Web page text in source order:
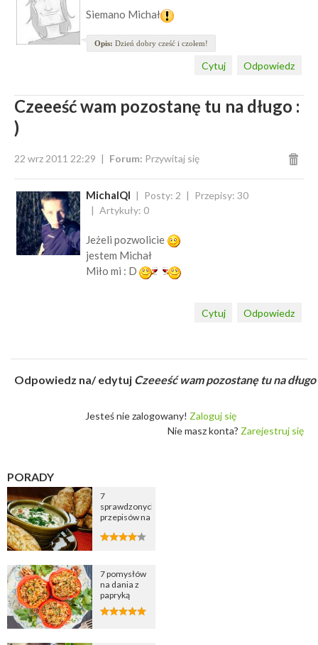
Siemano Michał
Opis: Dzień dobry cześć i czołem!
Odpowiedz
Cytuj
Czeeeść wam pozostanę tu na długo :
)
22 wrz 2011 22:29 Forum: Przywitaj się
MichalQl Posty: 2
Przepisy: 30
Artykuły: 0
Jeżeli pozwolicie
jestem Michał
Miło mi : D
Odpowiedz
Cytuj
Odpowiedz na/ edytuj Czeeeść wam pozostanę tu na długo
Jesteś nie zalogowany! Zaloguj się
Nie masz konta? Zarejestruj się
PORADY
7
sprawdzonych
przepisów na
cebulową
7 pomysłów
na dania z
papryką